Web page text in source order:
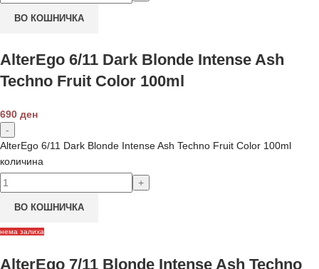
ВО КОШНИЧКА
AlterEgo 6/11 Dark Blonde Intense Ash
Techno Fruit Color 100ml
690 ден
AlterEgo 6/11 Dark Blonde Intense Ash Techno Fruit Color 100ml
количина
ВО КОШНИЧКА
нема залиха
AlterEgo 7/11 Blonde Intense Ash Techno